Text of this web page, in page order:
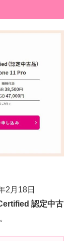
2月18日
認定中古